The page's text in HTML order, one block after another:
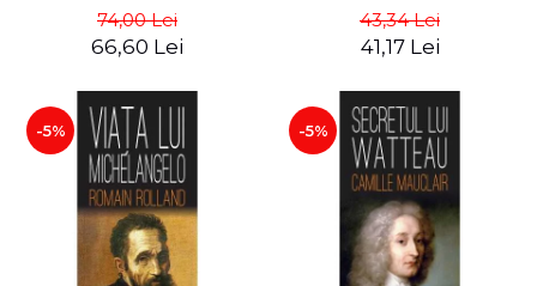
74,00 Lei
66,60 Lei
43,34 Lei
41,17 Lei
-5% -5%